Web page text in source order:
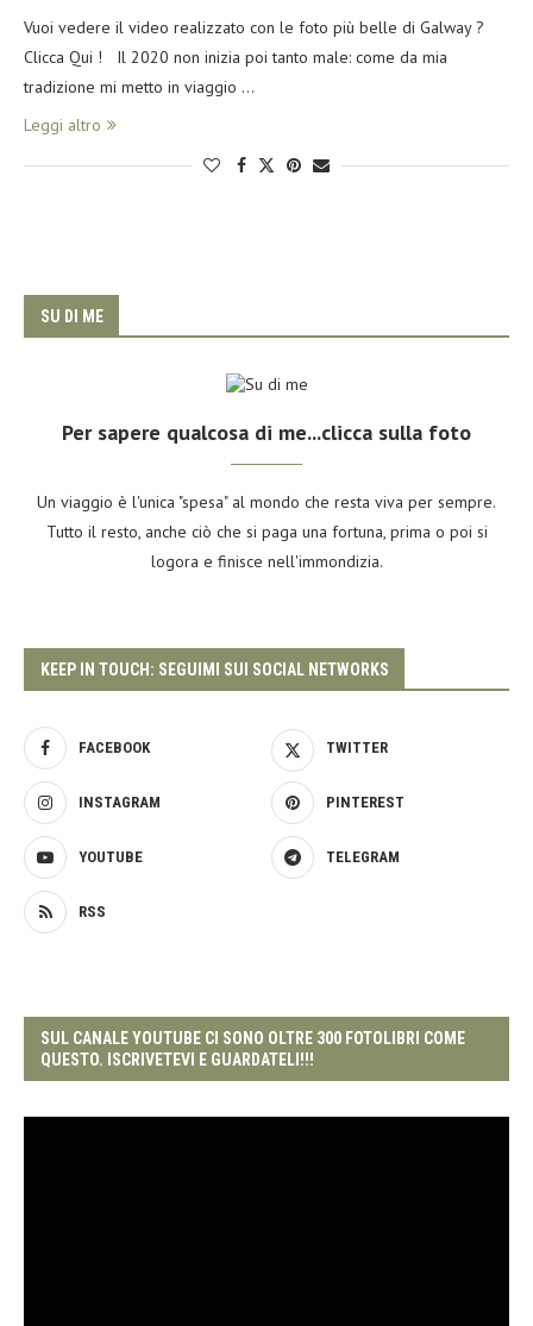
Vuoi vedere il video realizzato con le foto più belle di Galway ?
Clicca Qui ! Il 2020 non inizia poi tanto male: come da mia
tradizione mi metto in viaggio …
Leggi altro
SU DI ME
Per sapere qualcosa di me...clicca sulla foto
Un viaggio è l'unica "spesa" al mondo che resta viva per sempre.
Tutto il resto, anche ciò che si paga una fortuna, prima o poi si
logora e finisce nell'immondizia.
KEEP IN TOUCH: SEGUIMI SUI SOCIAL NETWORKS
FACEBOOK TWITTER
INSTAGRAM PINTEREST
YOUTUBE TELEGRAM
RSS
SUL CANALE YOUTUBE CI SONO OLTRE 300 FOTOLIBRI COME
QUESTO. ISCRIVETEVI E GUARDATELI!!!